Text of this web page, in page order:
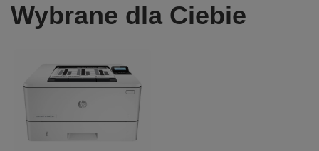
Wybrane dla Ciebie